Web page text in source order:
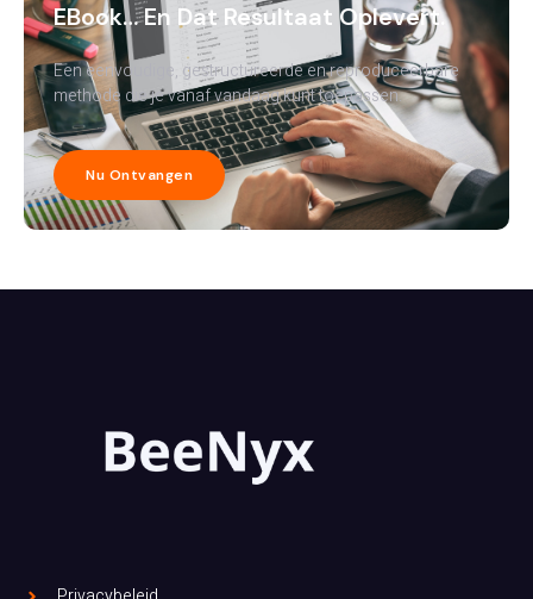
EBook… En Dat Resultaat Oplevert.
Een eenvoudige, gestructureerde en reproduceerbare
methode die je vanaf vandaag kunt toepassen.
Nu Ontvangen